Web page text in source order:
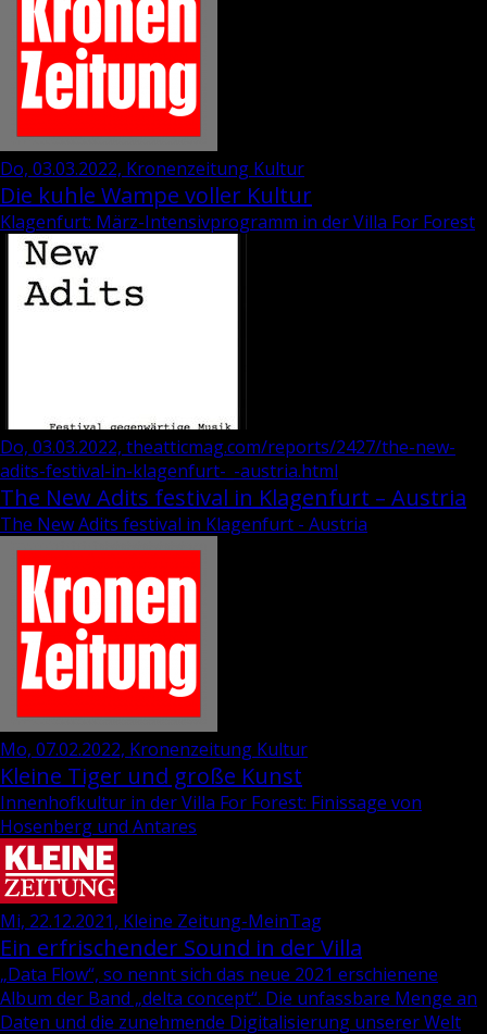
Do, 03.03.2022, Kronenzeitung Kultur
Die kuhle Wampe voller Kultur
Klagenfurt: März-Intensivprogramm in der Villa For Forest
Do, 03.03.2022, theatticmag.com/reports/2427/the-new-
adits-festival-in-klagenfurt-_-austria.html
The New Adits festival in Klagenfurt – Austria
The New Adits festival in Klagenfurt - Austria
Mo, 07.02.2022, Kronenzeitung Kultur
Kleine Tiger und große Kunst
Innenhofkultur in der Villa For Forest: Finissage von
Hosenberg und Antares
Mi, 22.12.2021, Kleine Zeitung-MeinTag
Ein erfrischender Sound in der Villa
„Data Flow“, so nennt sich das neue 2021 er­schie­ne­ne
Album der Band „delta con­cept“. Die un­fass­ba­re Menge an
Daten und die zu­neh­men­de Di­gi­ta­li­sie­rung un­se­rer Welt